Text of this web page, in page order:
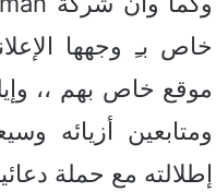
خاص بـِ وجهها
موقع خاص بهم ،،
ومتابعين أزيائه
إطلالته مع حملة